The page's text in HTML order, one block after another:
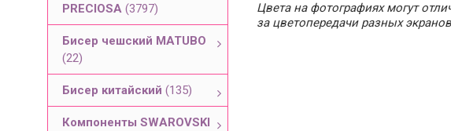
PRECIOSA (3797)
Бисер чешский MATUBO
(22)
Бисер китайский (135)
Компоненты SWAROVSKI
Цвета на фотографиях могут
за цветопередачи разных